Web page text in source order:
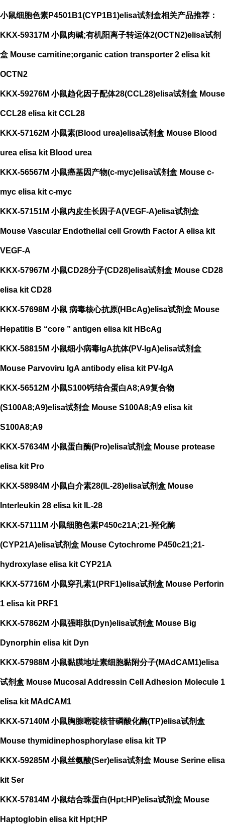
小鼠细胞色素P4501B1(CYP1B1)elisa试剂盒相关产品推荐：
KKX-59317M 小鼠肉碱;有机阳离子转运体2(OCTN2)elisa试剂
盒 Mouse carnitine;organic cation transporter 2 elisa kit
OCTN2
KKX-59276M 小鼠趋化因子配体28(CCL28)elisa试剂盒 Mouse
CCL28 elisa kit CCL28
KKX-57162M 小鼠素(Blood urea)elisa试剂盒 Mouse Blood
urea elisa kit Blood urea
KKX-56567M 小鼠癌基因产物(c-myc)elisa试剂盒 Mouse c-
myc elisa kit c-myc
KKX-57151M 小鼠内皮生长因子A(VEGF-A)elisa试剂盒
Mouse Vascular Endothelial cell Growth Factor A elisa kit
VEGF-A
KKX-57967M 小鼠CD28分子(CD28)elisa试剂盒 Mouse CD28
elisa kit CD28
KKX-57698M 小鼠 病毒核心抗原(HBcAg)elisa试剂盒 Mouse
Hepatitis B “core ” antigen elisa kit HBcAg
KKX-58815M 小鼠细小病毒IgA抗体(PV-IgA)elisa试剂盒
Mouse Parvoviru IgA antibody elisa kit PV-IgA
KKX-56512M 小鼠S100钙结合蛋白A8;A9复合物
(S100A8;A9)elisa试剂盒 Mouse S100A8;A9 elisa kit
S100A8;A9
KKX-57634M 小鼠蛋白酶(Pro)elisa试剂盒 Mouse protease
elisa kit Pro
KKX-58984M 小鼠白介素28(IL-28)elisa试剂盒 Mouse
Interleukin 28 elisa kit IL-28
KKX-57111M 小鼠细胞色素P450c21A;21-羟化酶
(CYP21A)elisa试剂盒 Mouse Cytochrome P450c21;21-
hydroxylase elisa kit CYP21A
KKX-57716M 小鼠穿孔素1(PRF1)elisa试剂盒 Mouse Perforin
1 elisa kit PRF1
KKX-57862M 小鼠强啡肽(Dyn)elisa试剂盒 Mouse Big
Dynorphin elisa kit Dyn
KKX-57988M 小鼠黏膜地址素细胞黏附分子(MAdCAM1)elisa
试剂盒 Mouse Mucosal Addressin Cell Adhesion Molecule 1
elisa kit MAdCAM1
KKX-57140M 小鼠胸腺嘧啶核苷磷酸化酶(TP)elisa试剂盒
Mouse thymidinephosphorylase elisa kit TP
KKX-59285M 小鼠丝氨酸(Ser)elisa试剂盒 Mouse Serine elisa
kit Ser
KKX-57814M 小鼠结合珠蛋白(Hpt;HP)elisa试剂盒 Mouse
Haptoglobin elisa kit Hpt;HP